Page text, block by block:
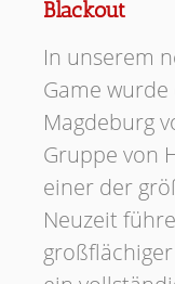
Blackout
In unserem
Game
Magdeburg
Gruppe von
einer der
Neuzeit